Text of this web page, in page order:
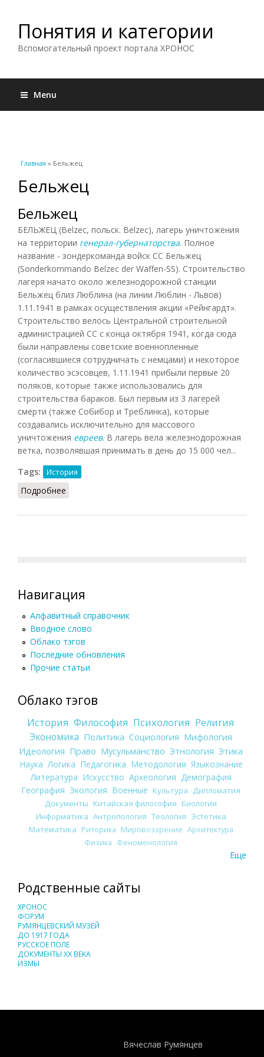
Понятия и категории
Вспомогательный проект портала ХРОНОС
Menu
Вы здесь
Главная » Бельжец
Бельжец
Бельжец
БЕЛЬЖЕЦ (Belzec, польск. Belzec), лагерь уничтожения
на территории генерал-губернаторства. Полное
название - зондеркоманда войск СС Бельжец
(Sonderkommando Belzec der Waffen-SS). Строительство
лагеря начато около железнодорожной станции
Бельжец близ Люблина (на линии Люблин - Львов)
1.11.1941 в рамках осуществления акции «Рейнгардт».
Строительство велось Центральной строительной
администрацией СС с конца октября 1941, когда сюда
были направлены советские военнопленные
(согласившиеся сотрудничать с немцами) и некоторое
количество эсэсовцев, 1.11.1941 прибыли первые 20
поляков, которые также использовались для
строительства бараков. Был первым из 3 лагерей
смерти (также Собибор и Треблинка), которые
создавались исключительно для массового
уничтожения евреев. В лагерь вела железнодорожная
ветка, позволявшая принимать в день до 15 000 чел...
Tags:
История
Подробнее
Навигация
Алфавитный справочник
Вводное слово
Облако тэгов
Последние обновления
Прочие статьи
Облако тэгов
История Философия Психология Религия
Экономика Политика Социология Мифология
Идеология Право Мусульманство Этнология Этика
Наука Логика Педагогика Методология Языкознание
Литература Искусство Археология Демография
География Экология Военные Культура
Дипломатия
Документы Китайская философия Биология
Информатика Антропология Теология Эстетика
Математика Риторика Мировоззрение Архитектура
Физика Феноменология
Еще
Родственные сайты
ХРОНОС
ФОРУМ
РУМЯНЦЕВСКИЙ МУЗЕЙ
ДО 1917 ГОДА
РУССКОЕ ПОЛЕ
ДОКУМЕНТЫ XX ВЕКА
ИЗМЫ
Вячеслав Румянцев